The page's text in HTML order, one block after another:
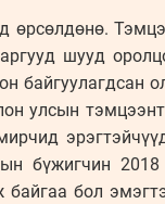
өрсөлдөнө.
шууд
байгуулагдсан
улсын
бүжигчин
бол